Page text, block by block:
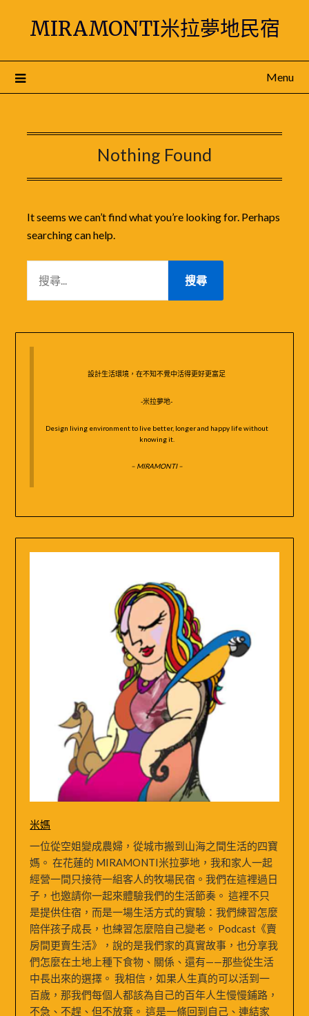
MIRAMONTI米拉夢地民宿
Menu
Nothing Found
It seems we can’t find what you’re looking for. Perhaps
searching can help.
關
設計生活環境，在不知不覺中活得更好更富足
-米拉夢地-
Design living environment to live better, longer and happy life without
knowing it.
– MIRAMONTI –
米媽
一位從空姐變成農婦，從城市搬到山海之間生活的四寶
媽。 在花蓮的 MIRAMONTI米拉夢地，我和家人一起
經營一間只接待一組客人的牧場民宿。我們在這裡過日
子，也邀請你一起來體驗我們的生活節奏。 這裡不只
是提供住宿，而是一場生活方式的實驗：我們練習怎麼
陪伴孩子成長，也練習怎麼陪自己變老。 Podcast《賣
房間更賣生活》，說的是我們家的真實故事，也分享我
們怎麼在土地上種下食物、關係、還有——那些從生活
中長出來的選擇。 我相信，如果人生真的可以活到一
百歲，那我們每個人都該為自己的百年人生慢慢鋪路，
不急、不趕、但不放棄。 這是一條回到自己、連結家